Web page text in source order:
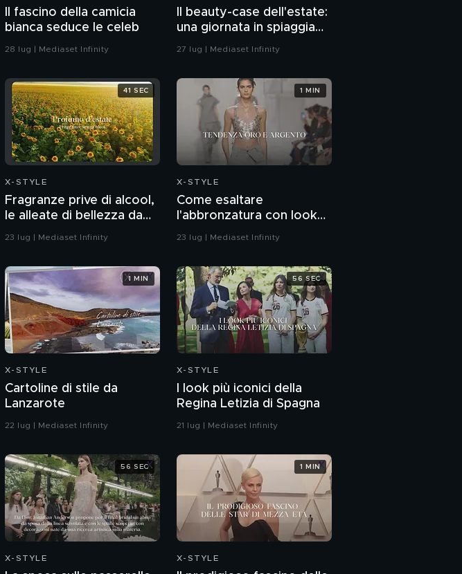
Il fascino della camicia
bianca seduce le celeb
28 lug | Mediaset Infinity
Il beauty-case dell'estate:
una giornata in spiaggia
tra sole e relax
27 lug | Mediaset Infinity
X-STYLE
Fragranze prive di alcool,
le alleate di bellezza da
portare sotto
23 lug | Mediaset Infinity
41 SEC
X-STYLE
Come esaltare
l'abbronzatura con look
oro e argento
23 lug | Mediaset Infinity
1 MIN
X-STYLE
Cartoline di stile da
Lanzarote
22 lug | Mediaset Infinity
1 MIN
X-STYLE
I look più iconici della
Regina Letizia di Spagna
21 lug | Mediaset Infinity
56 SEC
X-STYLE
56 SEC
X-STYLE
1 MIN